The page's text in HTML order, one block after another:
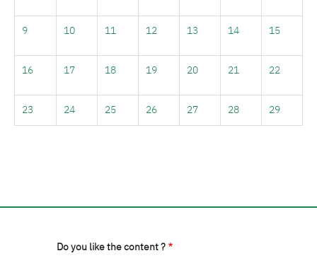
9 10 11 12 13 14 15
16 17 18 19 20 21 22
23 24 25 26 27 28 29
Do you like the content ?